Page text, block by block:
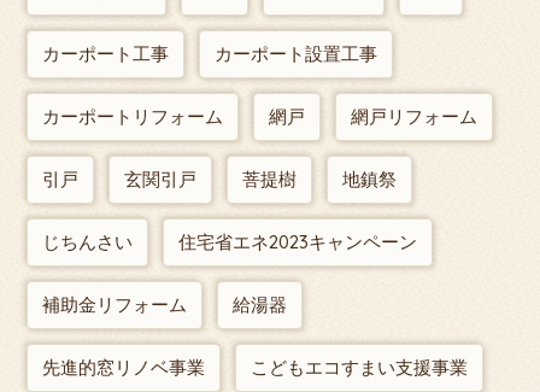
カーポート工事 カーポート設置工事
カーポートリフォーム 網戸 網戸リフォーム
引戸 玄関引戸 菩提樹 地鎮祭
じちんさい 住宅省エネ2023キャンペーン
補助金リフォーム 給湯器
先進的窓リノベ事業 こどもエコすまい支援事業